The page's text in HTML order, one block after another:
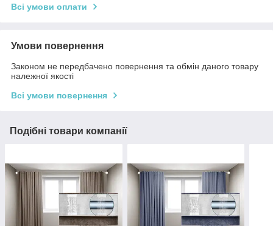
Всі умови оплати
Умови повернення
Законом не передбачено повернення та обмін даного товару
належної якості
Всі умови повернення
Подібні товари компанії